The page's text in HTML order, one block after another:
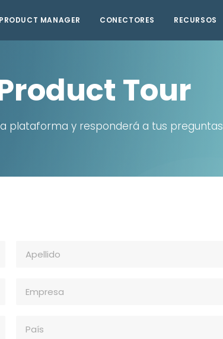
PRODUCT MANAGER CONECTORES RECURSOS
Tour
plataforma y responderá a tus preguntas